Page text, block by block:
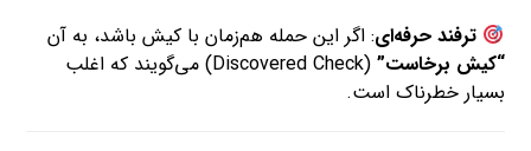
ترفند حرفه‌ای: اگر این حمله هم‌زمان با کیش باشد، به آن
“کیش برخاست”
(Discovered Check) می‌گویند که اغلب
بسیار خطرناک است.